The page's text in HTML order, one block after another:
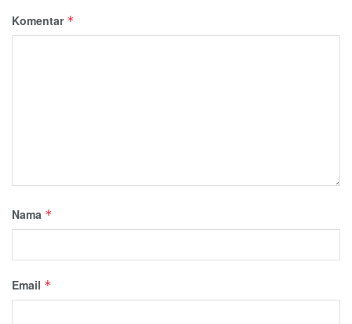
Komentar *
Nama *
Email *